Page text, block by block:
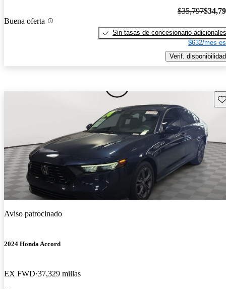
Buena oferta
$35,797
Sin tasas de concesionario adicionales
$632/mes
Verif. disponibilidad
Aviso patrocinado
2024 Honda Accord
EX FWD 37,329 millas